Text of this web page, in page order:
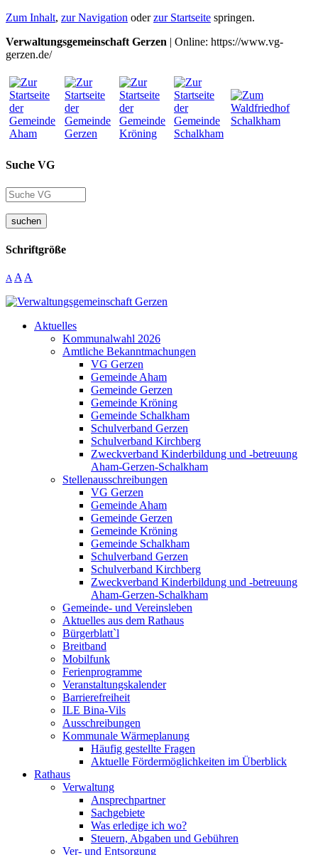
Zum Inhalt, zur Navigation oderzur Startseite springen.
Verwaltungsgemeinschaft Gerzen | Online: https://www.vg-
gerzen.de/
Suche VG
suchen
Schriftgröße
A A A
Aktuelles
Kommunalwahl 2026
Amtliche Bekanntmachungen
VG Gerzen
Gemeinde Aham
Gemeinde Gerzen
Gemeinde Kröning
Gemeinde Schalkham
Schulverband Gerzen
Schulverband Kirchberg
Zweckverband Kinderbildung und -betreuung
Aham-Gerzen-Schalkham
Stellenausschreibungen
VG Gerzen
Gemeinde Aham
Gemeinde Gerzen
Gemeinde Kröning
Gemeinde Schalkham
Schulverband Gerzen
Schulverband Kirchberg
Zweckverband Kinderbildung und -betreuung
Aham-Gerzen-Schalkham
Gemeinde- und Vereinsleben
Aktuelles aus dem Rathaus
Bürgerblatt`l
Breitband
Mobilfunk
Ferienprogramme
Veranstaltungskalender
Barrierefreiheit
ILE Bina-Vils
Ausschreibungen
Kommunale Wärmeplanung
Häufig gestellte Fragen
Aktuelle Fördermöglichkeiten im Überblick
Rathaus
Verwaltung
Ansprechpartner
Sachgebiete
Was erledige ich wo?
Steuern, Abgaben und Gebühren
Ver- und Entsorgung